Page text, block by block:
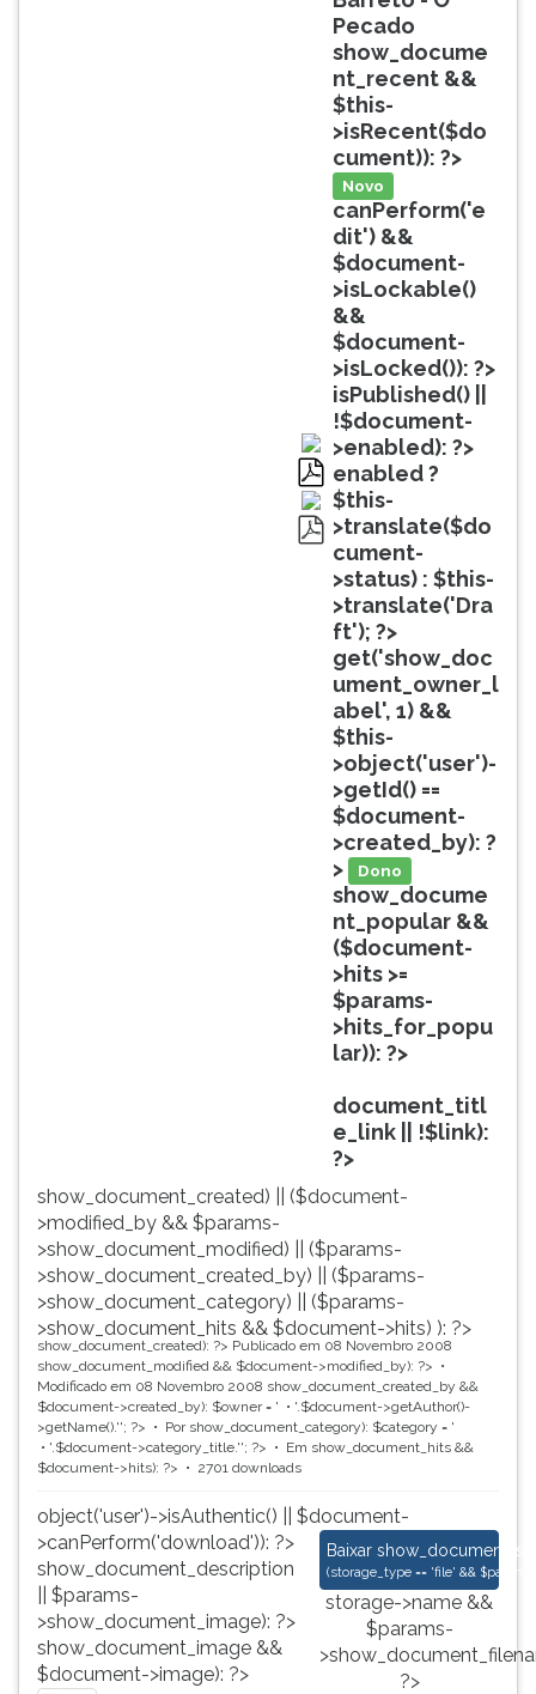
pdf
pdf
Pecado
show_docume
nt_recent &&
$this-
>isRecent($do
cument)): ?>
Novo
canPerform('e
dit') &&
$document-
>isLockable()
&&
$document-
>isLocked()): ?>
isPublished() ||
!$document-
>enabled): ?>
enabled ?
$this-
>translate($do
cument-
>status) : $this-
>translate('Dra
ft'); ?>
get('show_doc
ument_owner_l
abel', 1) &&
$this-
>object('user')-
>getId() ==
$document-
>created_by): ?
>
Dono
show_docume
nt_popular &&
($document-
>hits >=
$params-
>hits_for_popu
lar)): ?>
document_titl
e_link || !$link):
?>
show_document_created) || ($document-
>modified_by && $params-
>show_document_modified) || ($params-
>show_document_created_by) || ($params-
>show_document_category) || ($params-
>show_document_hits && $document->hits) ): ?>
show_document_created): ?> Publicado em 08 Novembro 2008
show_document_modified && $document->modified_by): ?>
Modificado em 08 Novembro 2008 show_document_created_by &&
$document->created_by): $owner = '
'.$document->getAuthor()-
>getName().''; ?> Por show_document_category): $category = '
'.$document->category_title.''; ?> Em show_document_hits &&
$document->hits): ?>
2701 downloads
object('user')->isAuthentic() || $document-
>canPerform('download')): ?>
Baixar Lima Barreto - O
(storage_type == 'file' &&
storage->name &&
$params-
?>
show_document_description
|| $params-
>show_document_image): ?>
show_document_image &&
$document->image): ?>